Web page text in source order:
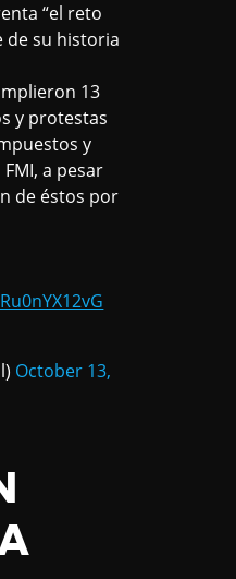
“el reto
de su historia
13
y protestas
y
a pesar
de éstos por
October 13,